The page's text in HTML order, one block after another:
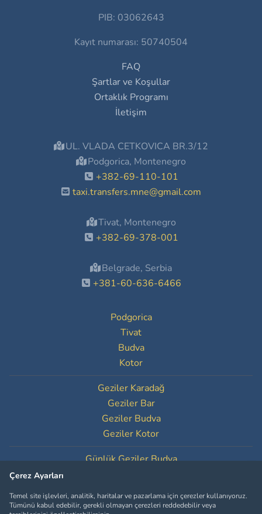
PIB: 03062643
Kayıt numarası: 50740504
FAQ
Şartlar ve Koşullar
Ortaklık Programı
İletişim
UL. VLADA CETKOVICA BR.3/12
Podgorica, Montenegro
+382-69-110-101
taxi.transfers.mne@gmail.com
Tivat, Montenegro
+382-69-378-001
Belgrade, Serbia
+381-60-636-6466
Podgorica
Tivat
Budva
Kotor
Geziler Karadağ
Geziler Bar
Geziler Budva
Geziler Kotor
Günlük Geziler Budva
Çerez Ayarları
Çerez Ayarları
Temel site işlevleri, analitik, haritalar ve pazarlama için çerezler kullanıyoruz.
Tümünü kabul edebilir, gerekli olmayan çerezleri reddedebilir veya